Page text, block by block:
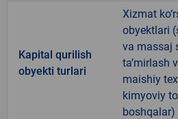
Kapital qurilish
obyekti turlari
Xizmat
obyektlari
va massaj
ta’mirlash
maishiy
kimyoviy
boshqalar)